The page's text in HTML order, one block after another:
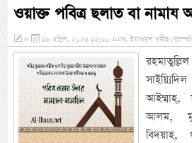
ওয়াক্ত পবিত্র ছলাত বা নামায
» ১৬ এপ্রিল, ২০২৬ ১২:০০ এএম, ইয়াওমুল খমীছ
আইম্মাহ্,
আলম,